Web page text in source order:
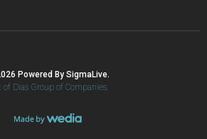
Powered By SigmaLive.
of Dias Group of Companies.